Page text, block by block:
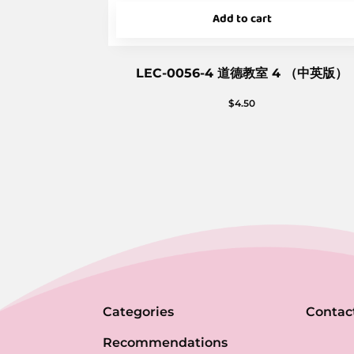
Add to cart
LEC-0056-4 道德教室 4 （中英版）
$4.50
Categories
Recommendations